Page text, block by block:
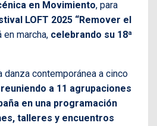
en Movimiento, para
LOFT 2025 “Remover el
en marcha, celebrando su 18ª
danza contemporánea a cinco
reuniendo a 11 agrupaciones
en una programación
talleres y encuentros